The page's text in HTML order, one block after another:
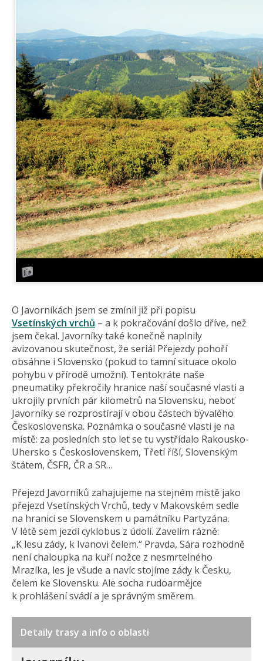
O Javorníkách jsem se zmínil již při popisu
Vsetínských vrchů – a k pokračování došlo dříve, než
jsem čekal. Javorníky také konečně naplnily
avizovanou skutečnost, že seriál Přejezdy pohoří
obsáhne i Slovensko (pokud to tamní situace okolo
pohybu v přírodě umožní). Tentokráte naše
pneumatiky překročily hranice naší současné vlasti a
ukrojily prvních pár kilometrů na Slovensku, neboť
Javorníky se rozprostírají v obou částech bývalého
Československa. Poznámka o současné vlasti je na
místě: za posledních sto let se tu vystřídalo Rakousko-
Uhersko s Československem, Třetí říší, Slovenským
štátem, ČSFR, ČR a SR…
Přejezd Javorníků zahajujeme na stejném místě jako
přejezd Vsetínských Vrchů, tedy v Makovském sedle
na hranici se Slovenskem u památníku Partyzána.
V létě sem jezdí cyklobus z údolí. Zavelím rázně:
„K lesu zády, k Ivanovi čelem.“ Pravda, Sára rozhodně
není chaloupka na kuří nožce z nesmrtelného
Mrazíka, les je všude a navíc stojíme zády k Česku,
čelem ke Slovensku. Ale socha rudoarmějce
k prohlášení svádí a je správným směrem.
Detaily trasy a info o oblasti